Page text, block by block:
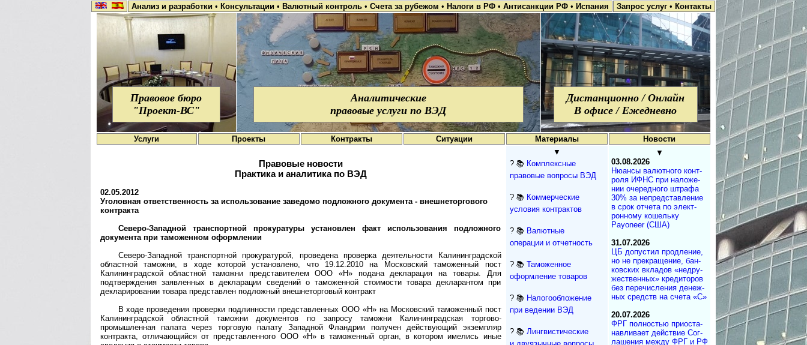
Анализ и разработки • Консультации • Валютный контроль • Счета за рубежом • Налоги в РФ • Антисанкции РФ • Испания Запрос услуг • Контакты
Правовое бюро
"Проект-ВС"
Аналитические
правовые услуги по ВЭД
Дистанционно / Онлайн
В офисе / Ежедневно
Услуги Проекты Контракты Ситуации Материалы Новости
Правовые новости
Практика и аналитика по ВЭД
02.05.2012
Уголовная ответственность за использование заведомо подложного документа - внешнеторгового
контракта
Северо-Западной транспортной прокуратуры установлен факт использования подложного
документа при таможенном оформлении
Северо-Западной транспортной прокуратурой, проведена проверка деятельности Калининградской
областной таможни, в ходе которой установлено, что 19.12.2010 на Московский таможенный пост
Калининградской областной таможни представителем ООО «Н» подана декларация на товары. Для
подтверждения заявленных в декларации сведений о таможенной стоимости товара декларантом при
декларировании товара представлен подложный внешнеторговый контракт
В ходе проведения проверки подлинности представленных ООО «Н» на Московский таможенный пост
Калининградской областной таможни документов по запросу таможни Калининградская торгово-
промышленная палата через торговую палату Западной Фландрии получен действующий экземпляр
контракта, отличающийся от представленного ООО «Н» в таможенный орган, в котором имелись иные
▼
? 📚 Комплексные
правовые вопросы ВЭД
? 📚 Коммерческие
условия контрактов
? 📚 Валютные
операции и отчетность
? 📚 Таможенное
оформление товаров
? 📚 Налогообложение
при ведении ВЭД
? 📚 Лингвистические
▼
03.08.2026
Нюансы валют­но­го кон­т­
ро­ля ИФНС при на­ло­же­
нии оче­ре­д­но­го штра­фа
30% за не­пред­с­та­в­ле­ние
в срок от­че­та по эле­к­т­
рон­но­му ко­ше­ль­ку
Payoneer (США)
31.07.2026
ЦБ допустил продле­ние,
но не пре­кра­ще­ние, бан­
ков­ских вкла­дов «не­дру­
же­ст­вен­ных» кре­ди­то­ров
без пе­ре­чис­ле­ния де­не­ж­
ных средств на сче­та «С»
20.07.2026
ФРГ полностью при­ос­та­
на­в­ли­ва­ет дей­ст­вие Со­г­
ла­ше­ния меж­ду ФРГ и РФ